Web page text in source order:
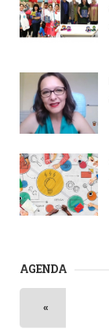
AGENDA
«